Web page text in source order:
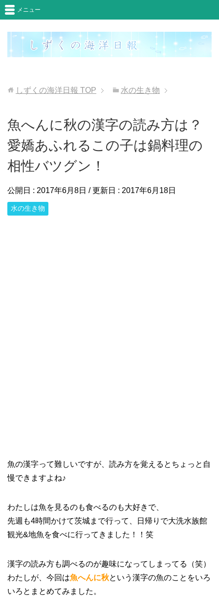
メニュー
しずくの海洋日報 TOP 水の生き物
魚へんに秋の漢字の読み方は？
愛嬌あふれるこの子は鍋料理の
相性バツグン！
公開日 : 2017年6月8日 / 更新日 : 2017年6月18日
水の生き物
魚の漢字って難しいですが、読み方を覚えるとちょっと自
慢できますよね♪
わたしは魚を見るのも食べるのも大好きで、
先週も4時間かけて茨城まで行って、日帰りで大洗水族館
観光&地魚を食べに行ってきました！！笑
漢字の読み方も調べるのが趣味になってしまってる（笑）
わたしが、今回は魚へんに秋という漢字の魚のことをいろ
いろとまとめてみました。